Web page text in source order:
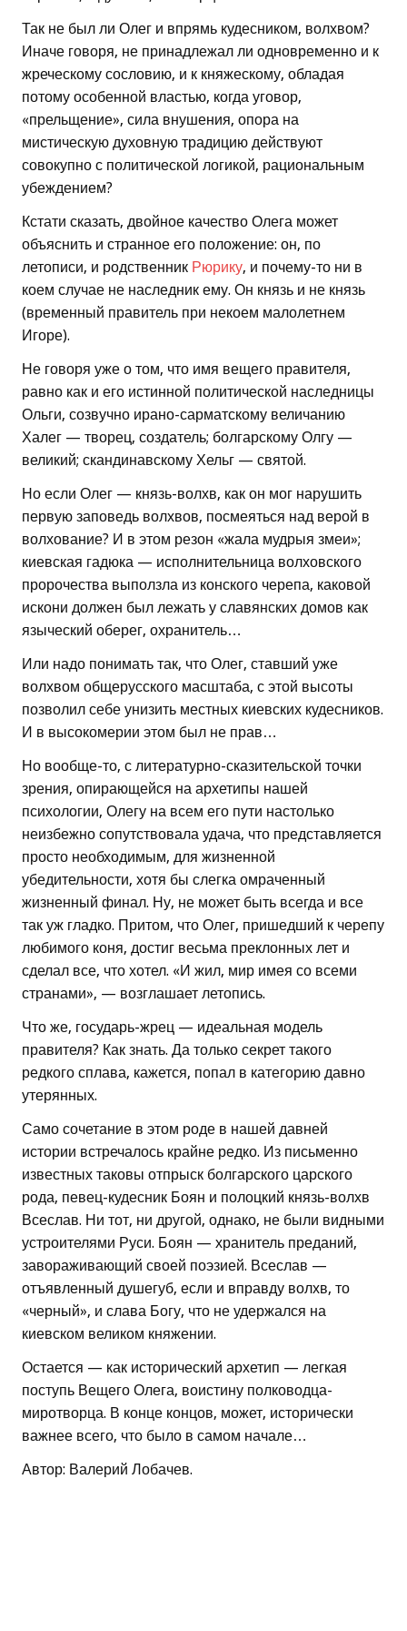
Так не был ли Олег и впрямь кудесником, волхвом?
Иначе говоря, не принадлежал ли одновременно и к
жреческому сословию, и к княжескому, обладая
потому особенной властью, когда уговор,
«прельщение», сила внушения, опора на
мистическую духовную традицию действуют
совокупно с политической логикой, рациональным
убеждением?
Кстати сказать, двойное качество Олега может
объяснить и странное его положение: он, по
летописи, и родственник Рюрику, и почему-то ни в
коем случае не наследник ему. Он князь и не князь
(временный правитель при некоем малолетнем
Игоре).
Не говоря уже о том, что имя вещего правителя,
равно как и его истинной политической наследницы
Ольги, созвучно ирано-сарматскому величанию
Халег — творец, создатель; болгарскому Олгу —
великий; скандинавскому Хельг — святой.
Но если Олег — князь-волхв, как он мог нарушить
первую заповедь волхвов, посмеяться над верой в
волхование? И в этом резон «жала мудрыя змеи»;
киевская гадюка — исполнительница волховского
пророчества выползла из конского черепа, каковой
искони должен был лежать у славянских домов как
языческий оберег, охранитель…
Или надо понимать так, что Олег, ставший уже
волхвом общерусского масштаба, с этой высоты
позволил себе унизить местных киевских кудесников.
И в высокомерии этом был не прав…
Но вообще-то, с литературно-сказительской точки
зрения, опирающейся на архетипы нашей
психологии, Олегу на всем его пути настолько
неизбежно сопутствовала удача, что представляется
просто необходимым, для жизненной
убедительности, хотя бы слегка омраченный
жизненный финал. Ну, не может быть всегда и все
так уж гладко. Притом, что Олег, пришедший к черепу
любимого коня, достиг весьма преклонных лет и
сделал все, что хотел. «И жил, мир имея со всеми
странами», — возглашает летопись.
Что же, государь-жрец — идеальная модель
правителя? Как знать. Да только секрет такого
редкого сплава, кажется, попал в категорию давно
утерянных.
Само сочетание в этом роде в нашей давней
истории встречалось крайне редко. Из письменно
известных таковы отпрыск болгарского царского
рода, певец-кудесник Боян и полоцкий князь-волхв
Всеслав. Ни тот, ни другой, однако, не были видными
устроителями Руси. Боян — хранитель преданий,
завораживающий своей поэзией. Всеслав —
отъявленный душегуб, если и вправду волхв, то
«черный», и слава Богу, что не удержался на
киевском великом княжении.
Остается — как исторический архетип — легкая
поступь Вещего Олега, воистину полководца-
миротворца. В конце концов, может, исторически
важнее всего, что было в самом начале…
Автор: Валерий Лобачев.